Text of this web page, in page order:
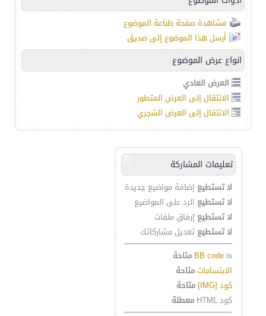
مشاهدة صفحة طباعة الموضوع
أرسل هذا الموضوع إلى صديق
انواع عرض الموضوع
العرض العادي
الانتقال إلى العرض المتطور
الانتقال إلى العرض الشجري
تعليمات المشاركة
لا تستطيع إضافة مواضيع جديدة
لا تستطيع الرد على المواضيع
لا تستطيع إرفاق ملفات
لا تستطيع تعديل مشاركاتك
BB code is
متاحة
الابتساماتمتاحة
كود [IMG]
متاحة
كود HTML
معطلة